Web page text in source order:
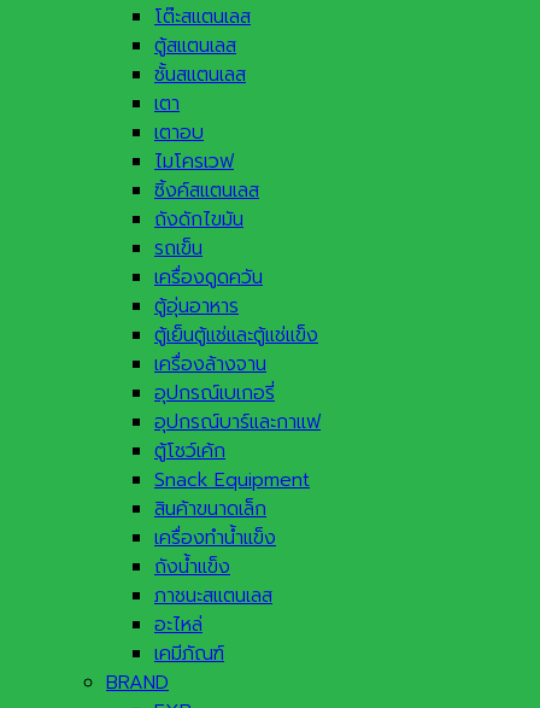
โต๊ะสแตนเลส
ตู้สแตนเลส
ชั้นสแตนเลส
เตา
เตาอบ
ไมโครเวฟ
ซิ้งค์สแตนเลส
ถังดักไขมัน
รถเข็น
เครื่องดูดควัน
ตู้อุ่นอาหาร
ตู้เย็นตู้แช่และตู้แช่แข็ง
เครื่องล้างจาน
อุปกรณ์เบเกอรี่
อุปกรณ์บาร์และกาแฟ
ตู้โชว์เค้ก
Snack Equipment
สินค้าขนาดเล็ก
เครื่องทำน้ำแข็ง
ถังน้ำแข็ง
ภาชนะสแตนเลส
อะไหล่
เคมีภัณฑ์
BRAND